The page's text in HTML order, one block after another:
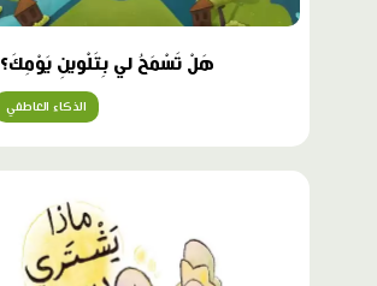
هَلْ تَسْمَحُ لي بِتَلْوينِ يَوْمِكَ؟
الذكاء العاطفي